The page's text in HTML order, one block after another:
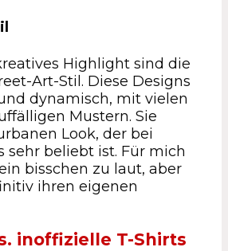
Highlight sind die
Art-Stil. Diese Designs
dynamisch, mit vielen
Mustern. Sie
Look, der bei
sehr beliebt ist. Für mich
bisschen zu laut, aber
ihren eigenen
inoffizielle T-Shirts